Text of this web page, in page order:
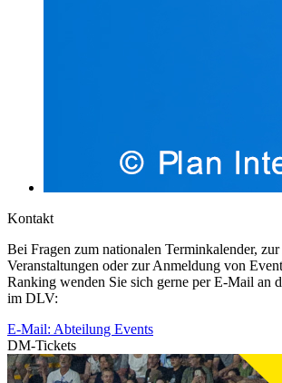
Kontakt
Bei Fragen zum nationalen Terminkalender,
Veranstaltungen oder zur Anmeldung von
Ranking wenden Sie sich gerne per E-Mail an
im DLV:
E-Mail: Abteilung Events
DM-Tickets